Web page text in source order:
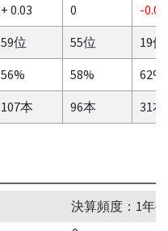
+ 0.03 0
-0.01
59位 55位
19位
56% 58%
62%
107本 96本 31本
決算頻度：1年